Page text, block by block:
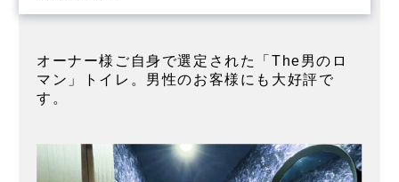
オーナー様ご自身で選定された「The男のロ
マン」トイレ。男性のお客様にも大好評で
す。